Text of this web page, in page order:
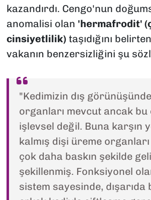
kazandırdı. Cengo'nun
anomalisi olan 'hermafrodit'
cinsiyetlilik)taşıdığını
vakanın benzersizliğini şu
"Kedimizin dış
organları mevcut ancak bu
işlevsel değil. Buna karşın
kalmış dişi üreme
çok daha baskın şekilde
şekillenmiş. Fonksiyonel
sistem sayesinde,